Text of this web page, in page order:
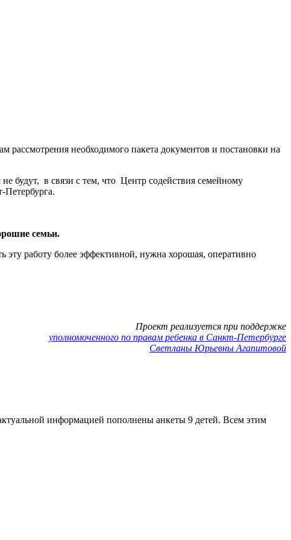
необходимого пакета документов и постановки на
будут, в связи с тем, что Центр содействия семейному
Петербурга.
семьи.
эту работу более эффективной, нужна хорошая, оперативно
Проект реализуется при поддержке
уполномоченного по правам ребенка в Санкт-Петербурге
Светланы Юрьевны Агапитовой
информацией пополнены анкеты 9 детей. Всем этим